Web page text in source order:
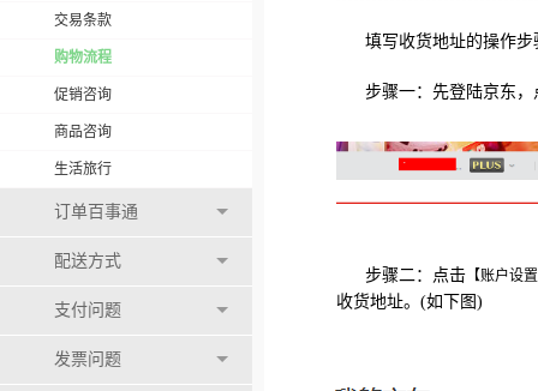
交易条款
购物流程
促销咨询
商品咨询
生活旅行
订单百事通
配送方式
支付问题
发票问题
填写收货地址的操作步
步骤一：先登陆京东
步骤二：点击 【账户设
收货地址。 (如下图)